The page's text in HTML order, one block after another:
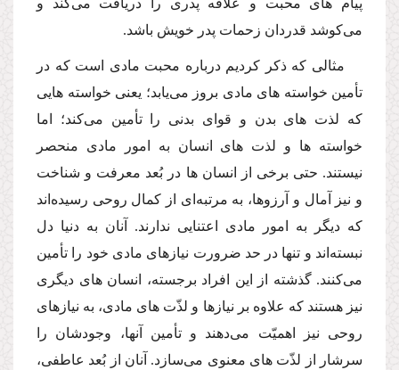
پیام هاى محبت و علاقه پدرى را دریافت مى‌كند و
مى‌كوشد قدردان زحمات پدر خویش باشد.
مثالى كه ذكر كردیم درباره محبت مادى است كه در
تأمین خواسته هاى مادى بروز مى‌یابد؛ یعنى خواسته هایى
كه لذت هاى بدن و قواى بدنى را تأمین مى‌كند؛ اما
خواسته ها و لذت هاى انسان به امور مادى منحصر
نیستند. حتى برخى از انسان ها در بُعد معرفت و شناخت
و نیز آمال و آرزوها، به مرتبه‌اى از كمال روحى رسیده‌اند
كه دیگر به امور مادى اعتنایى ندارند. آنان به دنیا دل
نبسته‌اند و تنها در حد ضرورت نیازهاى مادى خود را تأمین
مى‌كنند. گذشته از این افراد برجسته، انسان هاى دیگرى
نیز هستند كه علاوه بر نیازها و لذّت هاى مادى، به نیازهاى
روحى نیز اهمیّت مى‌دهند و تأمین آنها، وجودشان را
سرشار از لذّت هاى معنوى مى‌سازد. آنان از بُعد عاطفى،